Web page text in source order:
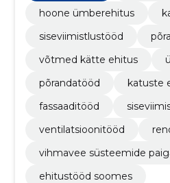
hoone ümberehitus
siseviimistlustööd
võtmed kätte ehitus
põrandatööd
katuste
fassaaditööd
ventilatsioonitööd
vihmavee süsteemide
ehitustööd soomes